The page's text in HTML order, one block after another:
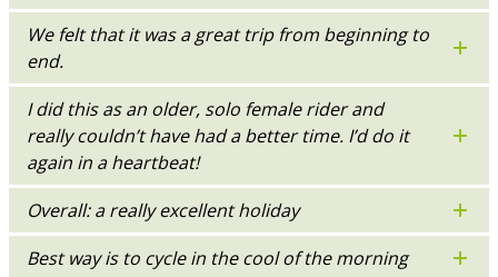
We felt that it was a great trip from beginning to
end.
I did this as an older, solo female rider and
really couldn’t have had a better time. I’d do it
again in a heartbeat!
Overall: a really excellent holiday
Best way is to cycle in the cool of the morning